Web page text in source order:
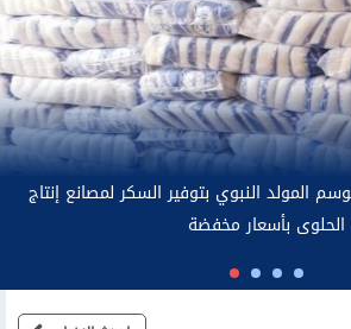
التموين:
الأزهر والإفتاء يحسمان